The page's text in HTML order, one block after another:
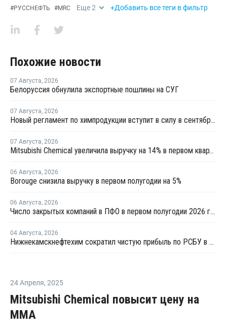
#РУССНЕФТЬ #MRC Еще2 +Добавить все теги в фильтр
Похожие новости
07 Августа, 2026
Белоруссия обнулила экспортные пошлины на СУГ
07 Августа, 2026
Новый регламент по химпродукции вступит в силу в сентябре 2027 года
07 Августа, 2026
Mitsubishi Chemical увеличила выручку на 14% в первом квартале японского финансового года
06 Августа, 2026
Borouge снизила выручку в первом полугодии на 5%
06 Августа, 2026
Число закрытых компаний в ПФО в первом полугодии 2026 года вдвое превысило число новых
04 Августа, 2026
Нижнекамскнефтехим сократил чистую прибыль по РСБУ в 15 раз в первом полугодии
24 Апреля, 2025
Mitsubishi Chemical повысит цену на
ММА